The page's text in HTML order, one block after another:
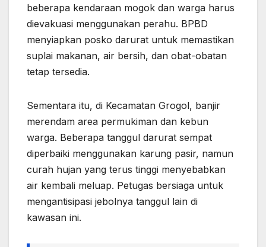
beberapa kendaraan mogok dan warga harus
dievakuasi menggunakan perahu. BPBD
menyiapkan posko darurat untuk memastikan
suplai makanan, air bersih, dan obat-obatan
tetap tersedia.
Sementara itu, di Kecamatan Grogol, banjir
merendam area permukiman dan kebun
warga. Beberapa tanggul darurat sempat
diperbaiki menggunakan karung pasir, namun
curah hujan yang terus tinggi menyebabkan
air kembali meluap. Petugas bersiaga untuk
mengantisipasi jebolnya tanggul lain di
kawasan ini.